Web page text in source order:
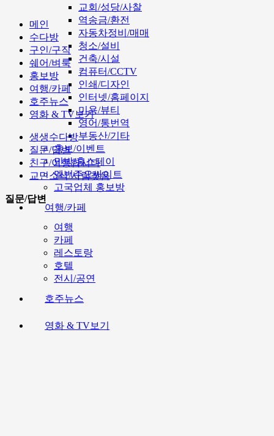
교회/성당/사찰
역송금/환전
자동차정비/매매
청소/설비
건축/시설
컴퓨터/CCTV
인쇄/디자인
인터넷/홈페이지
미용/뷰티
영어/통번역
부동산/기타
홍보/이벤트
민박/홈스테이
멜번주요싸이트
고국업체 홍보방
여행/카페
여행
카페
레스토랑
호텔
전시/공연
호주뉴스
영화 & TV보기
메인
수다방
구인/구직
쉐어/벼룩
홍보방
여행/카페
호주뉴스
영화 & TV보기
생생수다방
질문/답변
친구/여행합시다
교민소식/사람찾음
질문/답변